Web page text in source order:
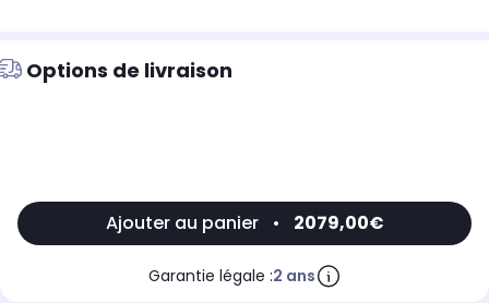
Options de livraison
Ajouter au panier • 2079,00€
Garantie légale :2 ans